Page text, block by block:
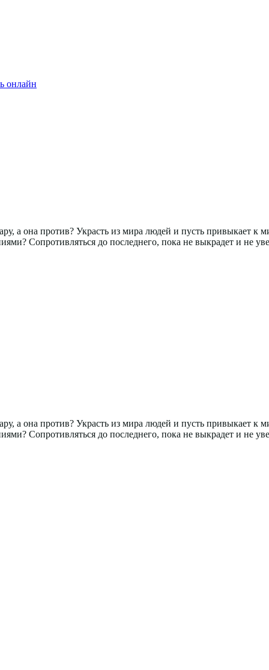
онлайн
а она против? Украсть из мира людей и пусть привыкает к
Сопротивляться до последнего, пока не выкрадет и не
а она против? Украсть из мира людей и пусть привыкает к
Сопротивляться до последнего, пока не выкрадет и не